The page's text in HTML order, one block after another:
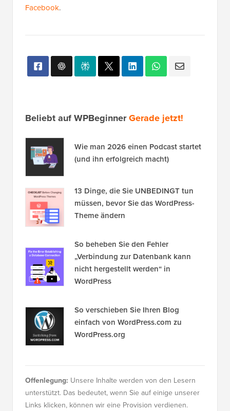
Facebook.
Beliebt auf WPBeginnerGerade jetzt!
Wie man 2026 einen Podcast startet
(und ihn erfolgreich macht)
13 Dinge, die Sie UNBEDINGT tun
müssen, bevor Sie das WordPress-
Theme ändern
So beheben Sie den Fehler
„Verbindung zur Datenbank kann
nicht hergestellt werden“ in
WordPress
So verschieben Sie Ihren Blog
einfach von WordPress.com zu
WordPress.org
Offenlegung: Unsere Inhalte werden von den Lesern
unterstützt. Das bedeutet, wenn Sie auf einige unserer
Links klicken, können wir eine Provision verdienen.